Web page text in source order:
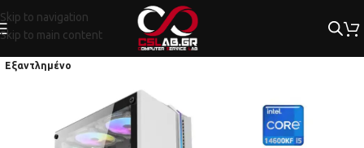
Skip to navigation
Skip to main content
Εξαντλημένο